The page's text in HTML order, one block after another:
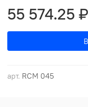
арт. RCM 045
ЧЕРТЕЖ
55 574.25 ₽